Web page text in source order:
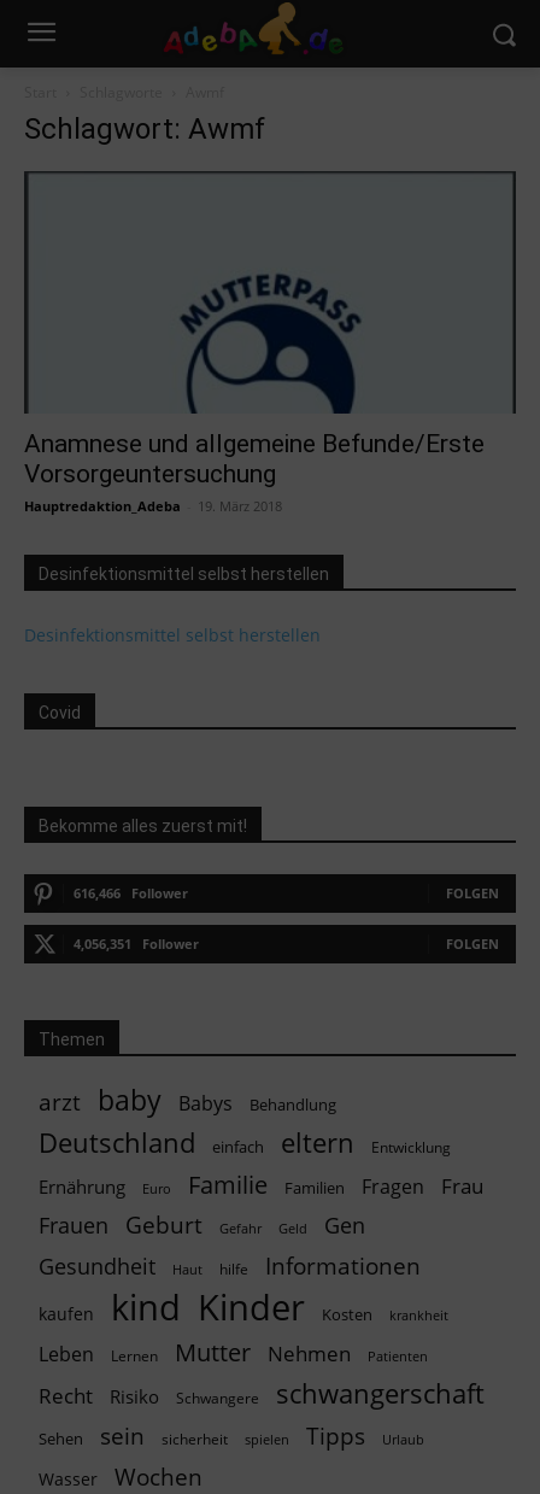
Schlagwort: Awmf
Anamnese und allgemeine Befunde/Erste
Vorsorgeuntersuchung
Hauptredaktion_Adeba 19. März 2018
Desinfektionsmittel selbst herstellen
Desinfektionsmittel selbst herstellen
Covid
Bekomme alles zuerst mit!
616,466 Follower FOLGEN
4,056,351 Follower FOLGEN
Themen
arzt baby Babys Behandlung
Deutschland einfach eltern Entwicklung
Ernährung Euro Familie Familien Fragen Frau
Frauen Geburt Gefahr Geld
Gen
Gesundheit
Haut hilfe Informationen
kaufen kind Kinder Kosten krankheit
Leben Lernen Mutter Nehmen Patienten
Recht Risiko Schwangere schwangerschaft
Sehen sein sicherheit spielen Tipps Urlaub
Wasser Wochen